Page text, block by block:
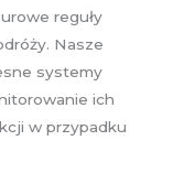
reguły
Nasze
systemy
ich
w przypadku